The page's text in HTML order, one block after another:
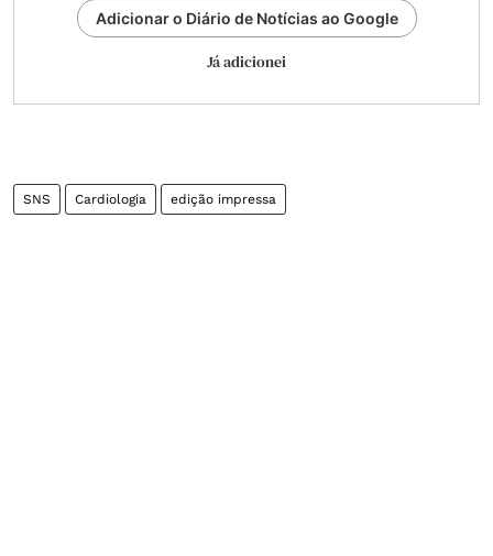
Adicionar o Diário de Notícias ao Google
Já adicionei
SNS Cardiologia edição impressa